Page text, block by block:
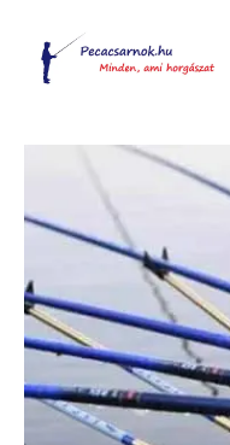
tartalomba